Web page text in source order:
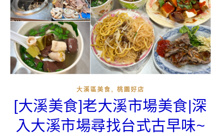
大溪區美食 , 桃園好店
[大溪美食]老大溪市場美食|深
入大溪市場尋找台式古早味~